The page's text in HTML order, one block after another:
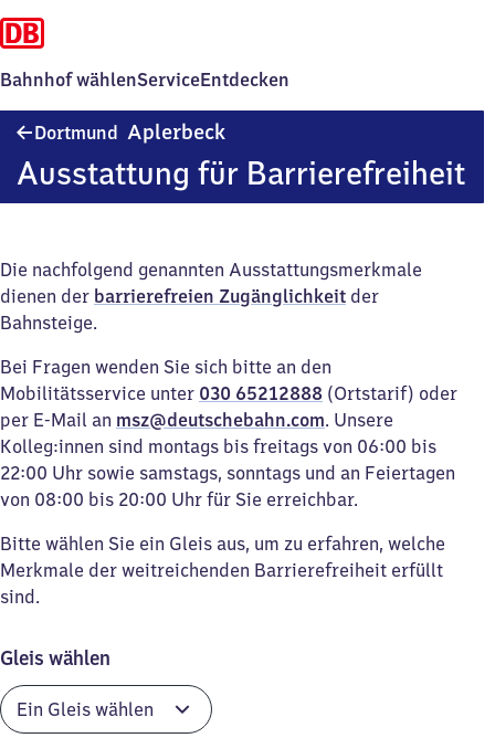
Bahnhof wählenServiceEntdecken
Dortmund Aplerbeck
Ausstattung für Barrierefreiheit
Die nachfolgend genannten Ausstattungsmerkmale
dienen der barrierefreien Zugänglichkeit der
Bahnsteige.
Bei Fragen wenden Sie sich bitte an den
Mobilitätsservice unter 030 65212888 (Ortstarif) oder
per E-Mail an msz@deutschebahn.com. Unsere
Kolleg:innen sind montags bis freitags von 06:00 bis
22:00 Uhr sowie samstags, sonntags und an Feiertagen
von 08:00 bis 20:00 Uhr für Sie erreichbar.
Bitte wählen Sie ein Gleis aus, um zu erfahren, welche
Merkmale der weitreichenden Barrierefreiheit erfüllt
sind.
Gleis wählen